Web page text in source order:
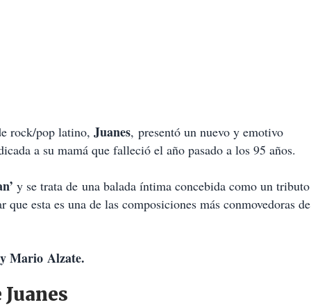
rock/pop latino, Juanes, presentó un nuevo y emotivo
a su mamá que falleció el año pasado a los 95 años.
’ y se trata de una balada íntima concebida como un tributo
que esta es una de las composiciones más conmovedoras de
Mario Alzate.